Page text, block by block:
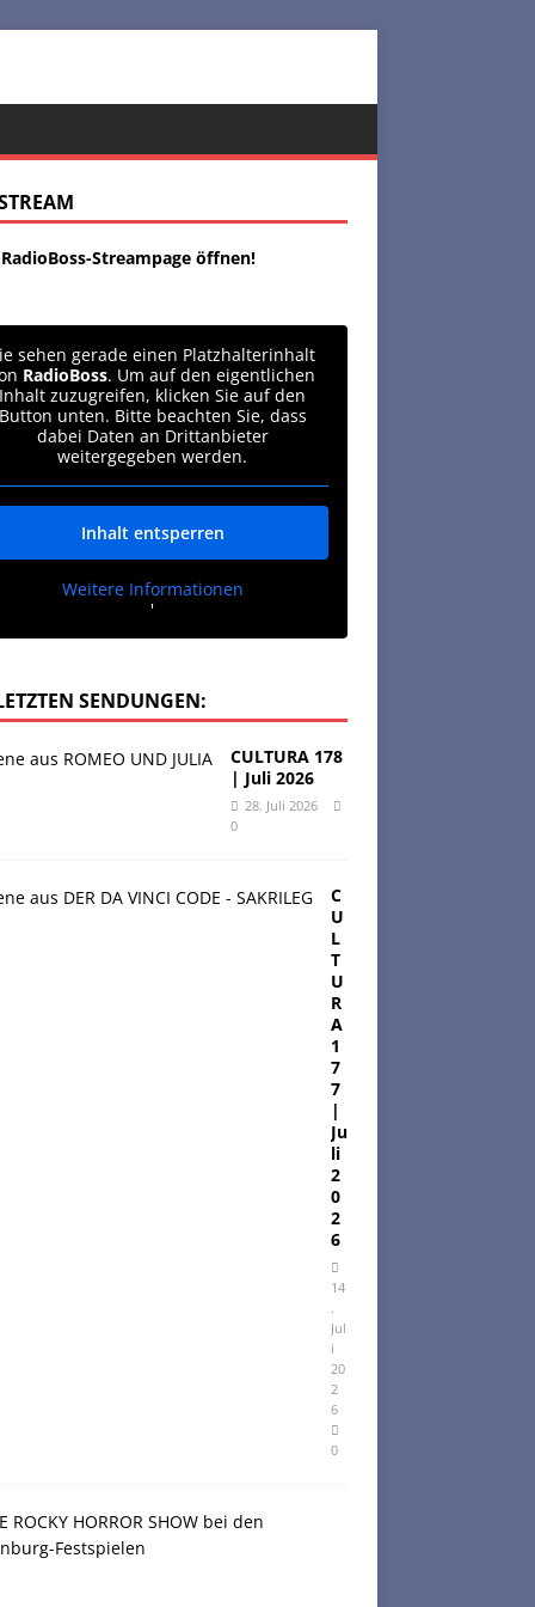
Streampage öffnen!
sehen gerade einen Platzhalterinhalt
RadioBoss. Um auf den eigentlichen
Inhalt zuzugreifen, klicken Sie auf den
Button unten. Bitte beachten Sie, dass
dabei Daten an Drittanbieter
weitergegeben werden.
Inhalt entsperren
Weitere Informationen
'
SENDUNGEN:
CULTURA 178
| Juli 2026
28. Juli 2026
0
C
U
L
T
U
R
A
1
7
7
|
Ju
li
2
0
2
6
14
.
Jul
i
20
2
6
0